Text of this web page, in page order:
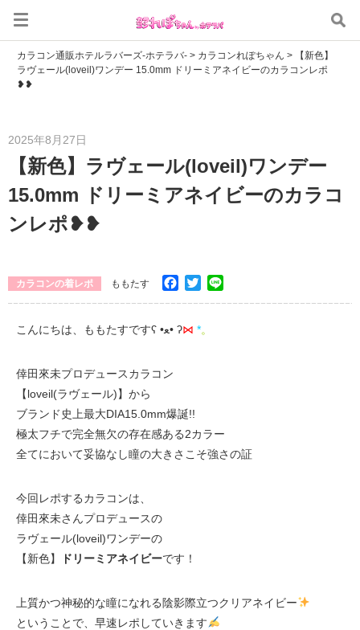
カラコン通販ホテルラバーズ-ホテラバ- > カラコンれぽちゃん >
【新色】
ラヴェール(loveil)ワンデー 15.0mm ドリーミアネイビーのカラコンレポ
❥❥
2025年8月27日
【新色】ラヴェール(loveil)ワンデー
15.0mm ドリーミアネイビーのカラコ
ンレポ❥❥
カラコンの着レポ ももたす Facebook
Twitter
こんにちは、ももたすですʕ •ﻌ• ʔ⋈ *。
倖田來未プロデュースカラコン
【loveil(ラヴェール)】から
ブランド史上最大DIA15.0mm爆誕!!
極太フチで完全無欠の存在感ある2カラー
全てにおいて妥協なし瞳の大きさこそ強さの証
今回レポするカラコンは、
倖田來未さんプロデュースの
ラヴェール(loveil)ワンデーの
【新色】
ドリーミアネイビーです！
上質かつ神秘的な瞳になれる陰影際立つクリアネイビー
ということで、早速レポしていきます